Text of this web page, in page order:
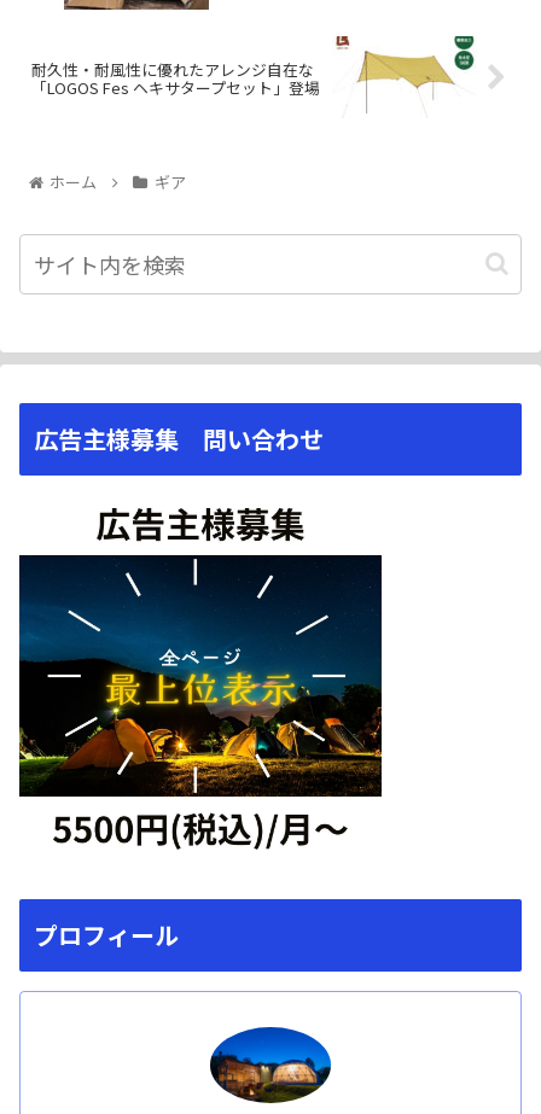
耐久性・耐風性に優れたアレンジ自在な
「LOGOS Fes ヘキサタープセット」登場
ホーム ギア
広告主様募集 問い合わせ
プロフィール